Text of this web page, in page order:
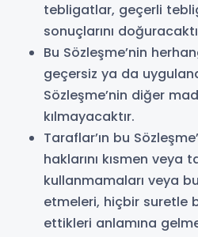
tebligatlar, geçerli
sonuçlarını
Bu Sözleşme’nin
geçersiz ya da
Sözleşme’nin diğer
kılmayacaktır.
Taraflar’ın bu
haklarını kısmen veya
kullanmamaları veya
etmeleri, hiçbir suretle
ettikleri anlamına